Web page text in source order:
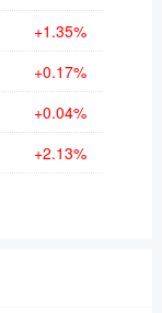
+1.35%
+0.17%
+0.04%
+2.13%